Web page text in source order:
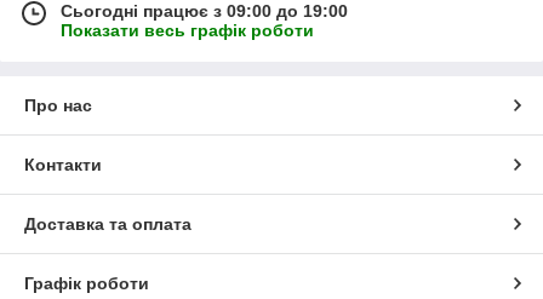
Сьогодні працює з 09:00 до 19:00
Показати весь графік роботи
Про нас
Контакти
Доставка та оплата
Графік роботи